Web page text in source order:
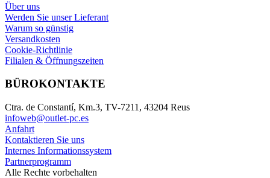
Über uns
Werden Sie unser Lieferant
Warum so günstig
Versandkosten
Cookie-Richtlinie
Filialen & Öffnungszeiten
BÜROKONTAKTE
Ctra. de Constantí, Km.3, TV-7211, 43204 Reus
infoweb@outlet-pc.es
Anfahrt
Kontaktieren Sie uns
Internes Informationssystem
Partnerprogramm
Alle Rechte vorbehalten